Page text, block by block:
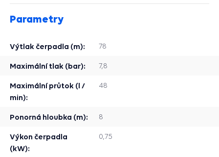
Parametry
Výtlak čerpadla (m): 78
Maximální tlak (bar): 7,8
Maximální průtok (l /
min):
48
Ponorná hloubka (m): 8
Výkon čerpadla
(kW):
0,75